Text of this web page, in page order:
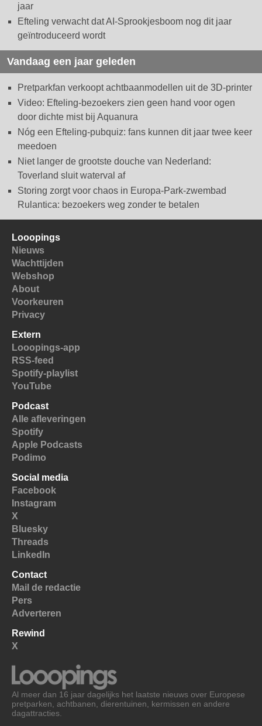
jaar
Efteling verwacht dat AI-Sprookjesboom nog dit jaar
geïntroduceerd wordt
Vandaag een jaar geleden
Pretparkfan verkoopt achtbaanmodellen uit de 3D-printer
Video: Efteling-bezoekers zien geen hand voor ogen
door dichte mist bij Aquanura
Nóg een Efteling-pubquiz: fans kunnen dit jaar twee keer
meedoen
Niet langer de grootste douche van Nederland:
Toverland sluit waterval af
Storing zorgt voor chaos in Europa-Park-zwembad
Rulantica: bezoekers weg zonder te betalen
Looopings
Nieuws
Wachttijden
Webshop
About
Voorkeuren
Privacy
Extern
Looopings-app
RSS-feed
Spotify-playlist
YouTube
Podcast
Alle afleveringen
Spotify
Apple Podcasts
Podimo
Social media
Facebook
Instagram
X
Bluesky
Threads
LinkedIn
Contact
Mail de redactie
Pers
Adverteren
Rewind
X
Al meer dan 16 jaar dagelijks het laatste nieuws over Europese
pretparken, achtbanen, dierentuinen, kermissen en andere
dagattracties.